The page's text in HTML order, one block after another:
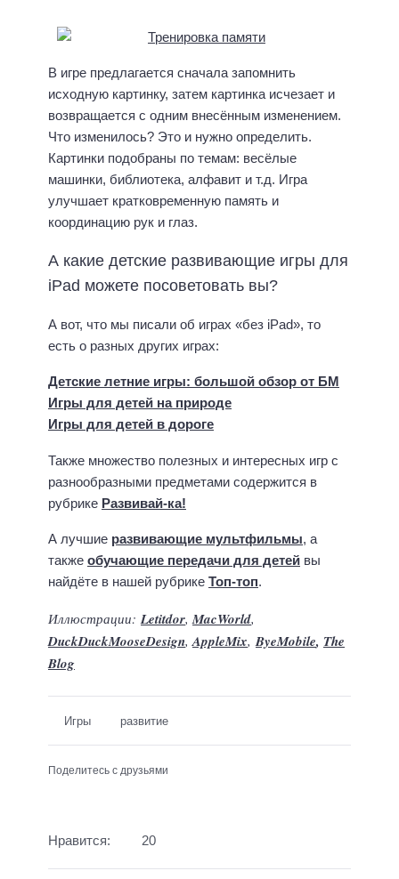
В игре предлагается сначала запомнить
исходную картинку, затем картинка исчезает и
возвращается с одним внесённым изменением.
Что изменилось? Это и нужно определить.
Картинки подобраны по темам: весёлые
машинки, библиотека, алфавит и т.д. Игра
улучшает кратковременную память и
координацию рук и глаз.
А какие детские развивающие игры для
iPad можете посоветовать вы?
А вот, что мы писали об играх «без iPad», то
есть о разных других играх:
Детские летние игры: большой обзор от БМ
Игры для детей на природе
Игры для детей в дороге
Также множество полезных и интересных игр с
разнообразными предметами содержится в
рубрике Развивай-ка!
А лучшие развивающие мультфильмы, а
также обучающие передачи для детей вы
найдёте в нашей рубрике Топ-топ.
Иллюстрации: Letitdor, MacWorld,
DuckDuckMooseDesign, AppleMix, ByeMobile, The
Blog
Игры развитие
Поделитесь с друзьями
Нравится: 20